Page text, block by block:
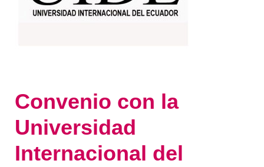
Convenio con la
Universidad
Internacional del